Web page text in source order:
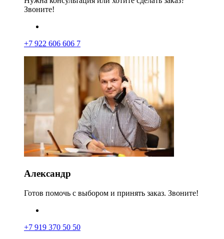
Звоните!
+7 922 606 606 7
Александр
Готов помочь с выбором и принять заказ. Звоните!
+7 919 370 50 50